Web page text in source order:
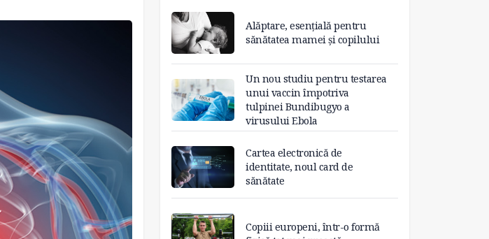
Alăptare, esențială pentru
sănătatea mamei și copilului
Un nou studiu pentru testarea
unui vaccin împotriva
tulpinei Bundibugyo a
virusului Ebola
Cartea electronică de
identitate, noul card de
sănătate
Copiii europeni, într-o formă